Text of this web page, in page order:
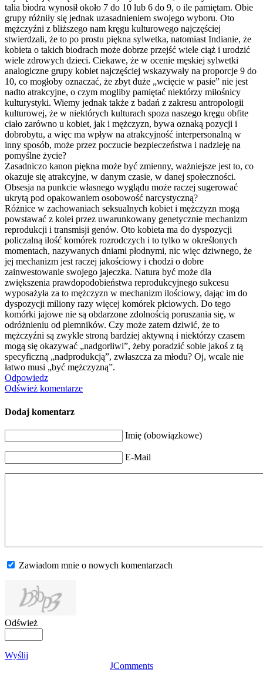
talia biodra wynosił około 7 do 10 lub 6 do 9, o ile pamiętam. Obie
grupy różniły się jednak uzasadnieniem swojego wyboru. Oto
mężczyźni z bliższego nam kręgu kulturowego najczęściej
stwierdzali, że to po prostu piękna sylwetka, natomiast Indianie, że
kobieta o takich biodrach może dobrze przejść wiele ciąż i urodzić
wiele zdrowych dzieci. Ciekawe, że w ocenie męskiej sylwetki
analogiczne grupy kobiet najczęściej wskazywały na proporcje 9 do
10, co mogłoby oznaczać, że zbyt duże „wcięcie w pasie” nie jest
nadto atrakcyjne, o czym mogliby pamiętać niektórzy miłośnicy
kulturystyki. Wiemy jednak także z badań z zakresu antropologii
kulturowej, że w niektórych kulturach spoza naszego kręgu obfite
ciało zarówno u kobiet, jak i mężczyzn, bywa oznaką pozycji i
dobrobytu, a więc ma wpływ na atrakcyjność interpersonalną w
inny sposób, może przez poczucie bezpieczeństwa i nadzieję na
pomyślne życie?
Zasadniczo kanon piękna może być zmienny, ważniejsze jest to, co
okazuje się atrakcyjne, w danym czasie, w danej społeczności.
Obsesja na punkcie własnego wyglądu może raczej sugerować
ukrytą pod opakowaniem osobowość narcystyczną?
Różnice w zachowaniach seksualnych kobiet i mężczyzn mogą
powstawać z kolei przez uwarunkowany genetycznie mechanizm
reprodukcji i transmisji genów. Oto kobieta ma do dyspozycji
policzalną ilość komórek rozrodczych i to tylko w określonych
momentach, nazywanych dniami płodnymi, nic więc dziwnego, że
jej mechanizm jest raczej jakościowy i chodzi o dobre
zainwestowanie swojego jajeczka. Natura być może dla
zwiększenia prawdopodobieństwa reprodukcyjnego sukcesu
wyposażyła za to mężczyzn w mechanizm ilościowy, dając im do
dyspozycji miliony razy więcej komórek płciowych. Do tego
komórki jajowe nie są obdarzone zdolnością poruszania się, w
odróżnieniu od plemników. Czy może zatem dziwić, że to
mężczyźni są zwykle stroną bardziej aktywną i niektórzy czasem
mogą się okazywać „nadgorliwi”, żeby poradzić sobie jakoś z tą
specyficzną „nadprodukcją”, zwłaszcza za młodu? Oj, wcale nie
łatwo musi „być mężczyzną”.
Odpowiedz
Odśwież komentarze
Dodaj komentarz
Imię (obowiązkowe)
E-Mail
Zawiadom mnie o nowych komentarzach
Odśwież
Wyślij
JComments